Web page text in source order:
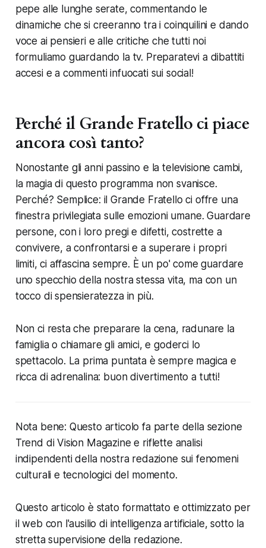
pepe alle lunghe serate, commentando le
dinamiche che si creeranno tra i coinquilini e dando
voce ai pensieri e alle critiche che tutti noi
formuliamo guardando la tv. Preparatevi a dibattiti
accesi e a commenti infuocati sui social!
Perché il Grande Fratello ci piace
ancora così tanto?
Nonostante gli anni passino e la televisione cambi,
la magia di questo programma non svanisce.
Perché? Semplice: il Grande Fratello ci offre una
finestra privilegiata sulle emozioni umane. Guardare
persone, con i loro pregi e difetti, costrette a
convivere, a confrontarsi e a superare i propri
limiti, ci affascina sempre. È un po' come guardare
uno specchio della nostra stessa vita, ma con un
tocco di spensieratezza in più.
Non ci resta che preparare la cena, radunare la
famiglia o chiamare gli amici, e goderci lo
spettacolo. La prima puntata è sempre magica e
ricca di adrenalina: buon divertimento a tutti!
Nota bene: Questo articolo fa parte della sezione
Trend di Vision Magazine e riflette analisi
indipendenti della nostra redazione sui fenomeni
culturali e tecnologici del momento.
Questo articolo è stato formattato e ottimizzato per
il web con l'ausilio di intelligenza artificiale, sotto la
stretta supervisione della redazione.